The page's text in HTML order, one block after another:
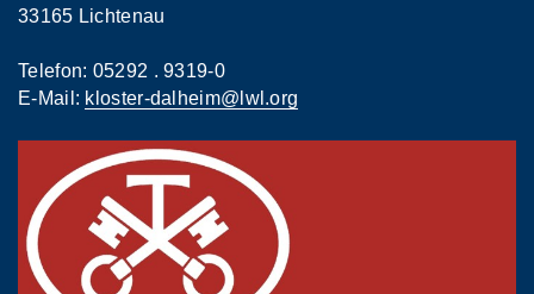
33165 Lichtenau
Telefon: 05292 . 9319-0
E-Mail: kloster-dalheim@lwl.org